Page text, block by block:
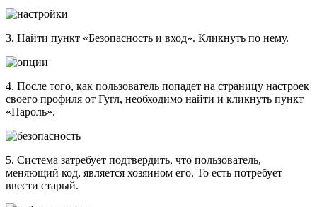
3. Найти пункт «Безопасность и вход». Кликнуть по нему.
4. После того, как пользователь попадет на страницу настроек
своего профиля от Гугл, необходимо найти и кликнуть пункт
«Пароль».
5. Система затребует подтвердить, что пользователь,
меняющий код, является хозяином его. То есть потребует
ввести старый.